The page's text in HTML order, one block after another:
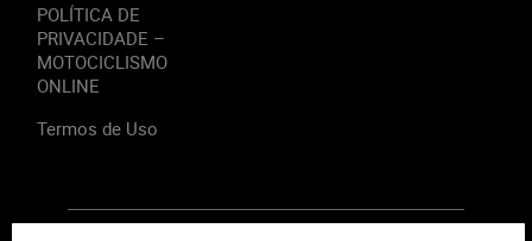
POLÍTICA DE
PRIVACIDADE –
MOTOCICLISMO
ONLINE
Termos de Uso